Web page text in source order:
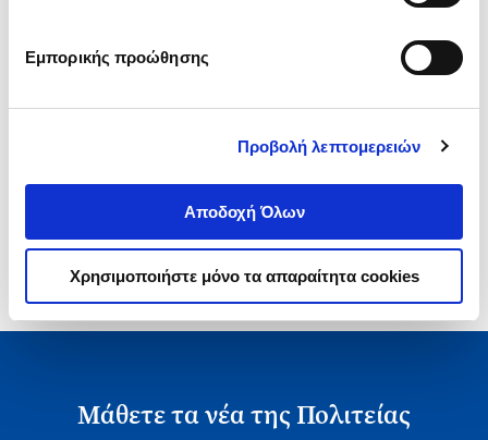
Εμπορικής προώθησης
Προβολή λεπτομερειών
Αποδοχή Όλων
Χρησιμοποιήστε μόνο τα απαραίτητα cookies
1-1 από 1 προϊόντα
Μάθετε τα νέα της Πολιτείας